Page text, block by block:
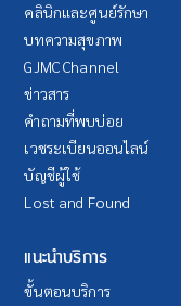
คลินิกและศูนย์รักษา
บทความสุขภาพ
GJMC Channel
ข่าวสาร
คำถามที่พบบ่อย
เวชระเบียนออนไลน์
บัญชีผู้ใช้
Lost and Found
แนะนำบริการ
ขั้นตอนบริการ